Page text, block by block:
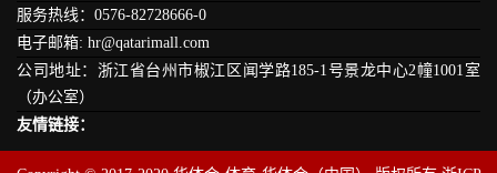
服务热线：0576-82728666-0
电子邮箱: hr@qatarimall.com
公司地址：浙江省台州市椒江区闻学路185-1号景龙中心2幢1001室
（办公室）
友情链接：